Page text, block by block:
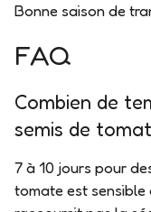
Bonne saison de
FAQ
Combien de
semis de
7 à 10 jours pour
tomate est sensible